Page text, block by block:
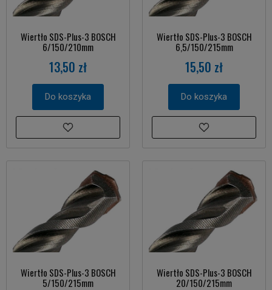
Wiertło SDS-Plus-3 BOSCH
6/150/210mm
13,50 zł
Do koszyka
Wiertło SDS-Plus-3 BOSCH
6,5/150/215mm
15,50 zł
Do koszyka
Wiertło SDS-Plus-3 BOSCH
5/150/215mm
Wiertło SDS-Plus-3 BOSCH
20/150/215mm